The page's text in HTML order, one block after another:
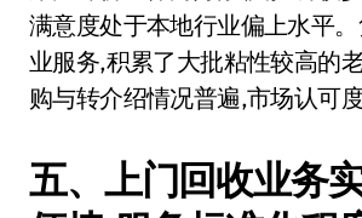
满意度处于本地行业偏上水平
业服务,积累了大批粘性较高的
购与转介绍情况普遍,市场认可度
五、上门回收业务